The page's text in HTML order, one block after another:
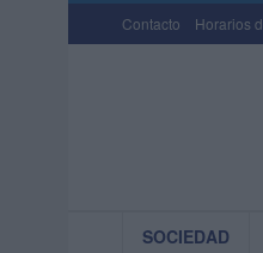
Contacto Horarios
SOCIEDAD